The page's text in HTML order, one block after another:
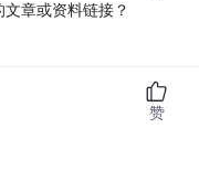
章或资料链接？
赞